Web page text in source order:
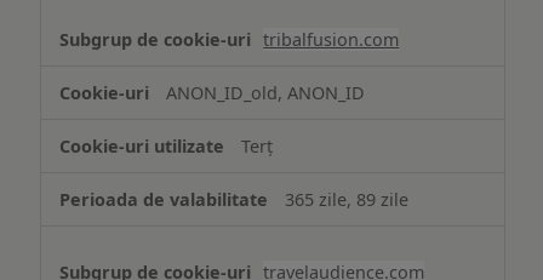
tribalfusion.com
ANON_ID_old, ANON_ID
Terț
365 zile, 89 zile
travelaudience.com